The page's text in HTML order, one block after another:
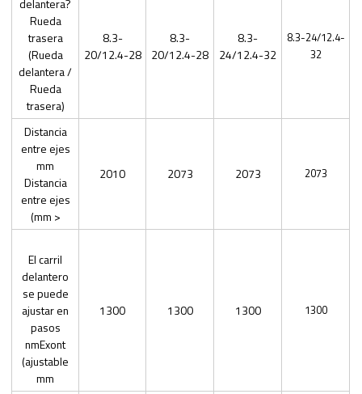
Rueda
trasera
(Rueda
delantera /
Rueda
trasera)
8.3-
20/12.4-28
8.3-
20/12.4-28
8.3-
24/12.4-32
8.3-24/12.4-
32
Distancia
entre ejes
mm
Distancia
entre ejes
(mm >
2010 2073 2073 2073
El carril
delantero
se puede
ajustar en
pasos
nmExont
(ajustable
mm
1300 1300 1300 1300